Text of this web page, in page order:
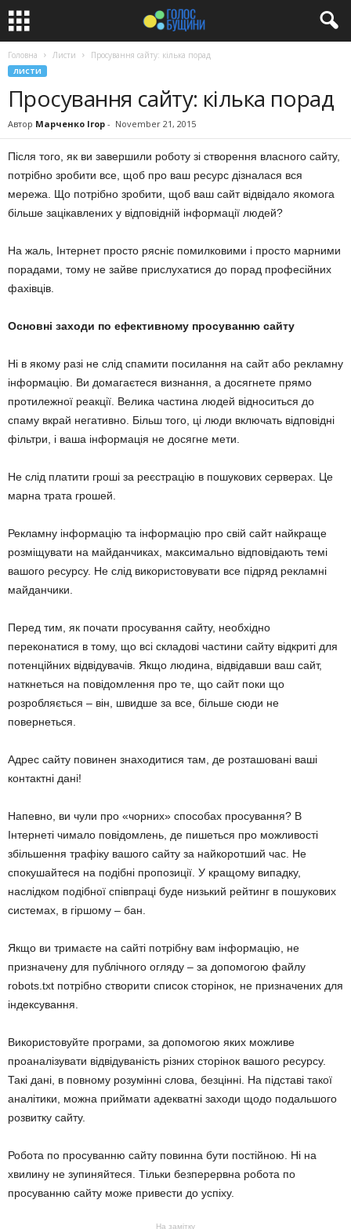
Головна Листи Просування сайту: кілька порад
ЛИСТИ
Просування сайту: кілька порад
Автор Марченко Ігор - November 21, 2015
Після того, як ви завершили роботу зі створення власного сайту,
потрібно зробити все, щоб про ваш ресурс дізналася вся
мережа. Що потрібно зробити, щоб ваш сайт відвідало якомога
більше зацікавлених у відповідній інформації людей?
На жаль, Інтернет просто рясніє помилковими і просто марними
порадами, тому не зайве прислухатися до порад професійних
фахівців.
Основні заходи по ефективному просуванню сайту
Ні в якому разі не слід спамити посилання на сайт або рекламну
інформацію. Ви домагаєтеся визнання, а досягнете прямо
протилежної реакції. Велика частина людей відноситься до
спаму вкрай негативно. Більш того, ці люди включать відповідні
фільтри, і ваша інформація не досягне мети.
Не слід платити гроші за реєстрацію в пошукових серверах. Це
марна трата грошей.
Рекламну інформацію та інформацію про свій сайт найкраще
розміщувати на майданчиках, максимально відповідають темі
вашого ресурсу. Не слід використовувати все підряд рекламні
майданчики.
Перед тим, як почати просування сайту, необхідно
переконатися в тому, що всі складові частини сайту відкриті для
потенційних відвідувачів. Якщо людина, відвідавши ваш сайт,
наткнеться на повідомлення про те, що сайт поки що
розробляється – він, швидше за все, більше сюди не
повернеться.
Адрес сайту повинен знаходитися там, де розташовані ваші
контактні дані!
Напевно, ви чули про «чорних» способах просування? В
Інтернеті чимало повідомлень, де пишеться про можливості
збільшення трафіку вашого сайту за найкоротший час. Не
спокушайтеся на подібні пропозиції. У кращому випадку,
наслідком подібної співпраці буде низький рейтинг в пошукових
системах, в гіршому – бан.
Якщо ви тримаєте на сайті потрібну вам інформацію, не
призначену для публічного огляду – за допомогою файлу
robots.txt потрібно створити список сторінок, не призначених для
індексування.
Використовуйте програми, за допомогою яких можливе
проаналізувати відвідуваність різних сторінок вашого ресурсу.
Такі дані, в повному розумінні слова, безцінні. На підставі такої
аналітики, можна приймати адекватні заходи щодо подальшого
розвитку сайту.
Робота по просуванню сайту повинна бути постійною. Ні на
хвилину не зупиняйтеся. Тільки безперервна робота по
просуванню сайту може привести до успіху.
На замітку